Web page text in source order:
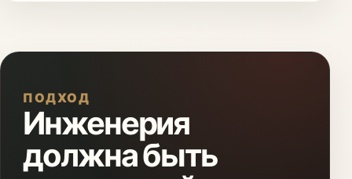
ПОДХОД
Инженерия
должна быть